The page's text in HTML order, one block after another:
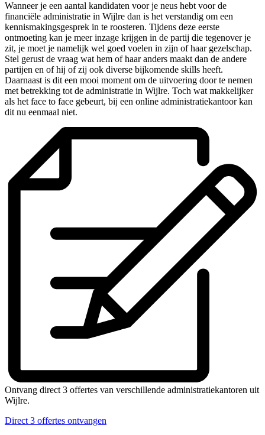
Wanneer je een aantal kandidaten voor je neus hebt voor de
financiële administratie in Wijlre dan is het verstandig om een
kennismakingsgesprek in te roosteren. Tijdens deze eerste
ontmoeting kan je meer inzage krijgen in de partij die tegenover je
zit, je moet je namelijk wel goed voelen in zijn of haar gezelschap.
Stel gerust de vraag wat hem of haar anders maakt dan de andere
partijen en of hij of zij ook diverse bijkomende skills heeft.
Daarnaast is dit een mooi moment om de uitvoering door te nemen
met betrekking tot de administratie in Wijlre. Toch wat makkelijker
als het face to face gebeurt, bij een online administratiekantoor kan
dit nu eenmaal niet.
Ontvang direct 3 offertes van verschillende administratiekantoren uit
Wijlre.
Direct 3 offertes ontvangen